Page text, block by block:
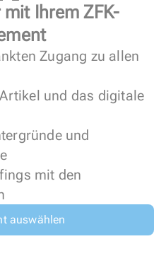
Ihrem ZFK-
Zugang zu allen
und das digitale
und
mit den
auswählen